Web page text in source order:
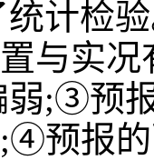
统计检
与实
弱;③预
预报